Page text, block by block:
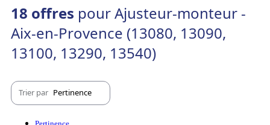
18 offres pour Ajusteur-monteur -
Aix-en-Provence (13080, 13090,
13100, 13290, 13540)
Trier par Pertinence